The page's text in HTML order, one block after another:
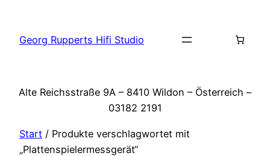
springen
Georg Rupperts Hifi Studio
Alte Reichsstraße 9A – 8410 Wildon – Österreich –
03182 2191
Start / Produkte verschlagwortet mit
„Plattenspielermessgerät“